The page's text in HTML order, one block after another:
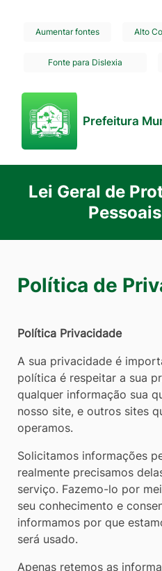
Seção
atalhos
e
links
de
acessibilidade
conteúdo
[alt+1]
para
menu
o
rodapé
Aumentar fontes Alto
Fonte para Dislexia
Prefeitura
Lei Geral de
Política de
Política Privacidade
A sua privacidade é
política é respeitar a sua
qualquer informação sua
nosso site, e outros sites
operamos.
Solicitamos informações
realmente precisamos
serviço. Fazemo-lo por
seu conhecimento e
informamos por que
será usado.
Apenas retemos as